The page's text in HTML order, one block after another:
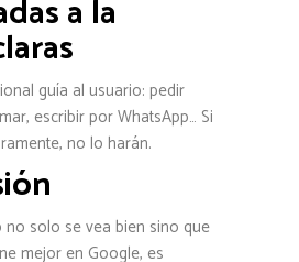
a la
guía al usuario: pedir
escribir por WhatsApp… Si
no lo harán.
no solo se vea bien sino que
mejor en Google, es